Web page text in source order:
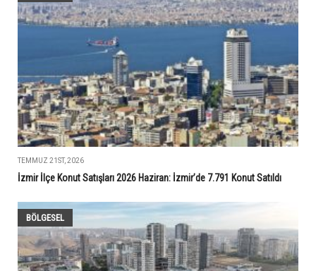
TEMMUZ 21ST, 2026
İzmir İlçe Konut Satışları 2026 Haziran: İzmir’de 7.791 Konut Satıldı
BÖLGESEL